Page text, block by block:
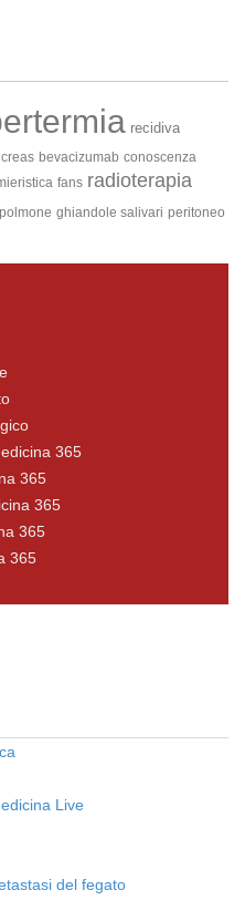
recidiva
bevacizumab conoscenza
fans radioterapia
ghiandole salivari peritoneo
365
365
365
365
365
Live
del fegato